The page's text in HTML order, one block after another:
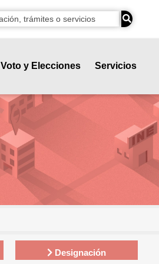
Voto y Elecciones Servicios
Designación